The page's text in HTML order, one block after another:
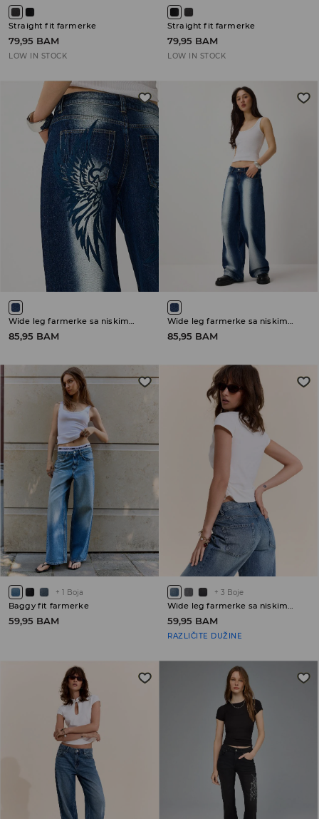
Straight fit farmerke
79,95 BAM
LOW IN STOCK
Straight fit farmerke
79,95 BAM
LOW IN STOCK
Wide leg farmerke sa niskim strukom
85,95 BAM
Wide leg farmerke sa niskim strukom
85,95 BAM
+ 1 Boja
Baggy fit farmerke
59,95 BAM
+ 3 Boje
59,95 BAM
RAZLIČITE DUŽINE